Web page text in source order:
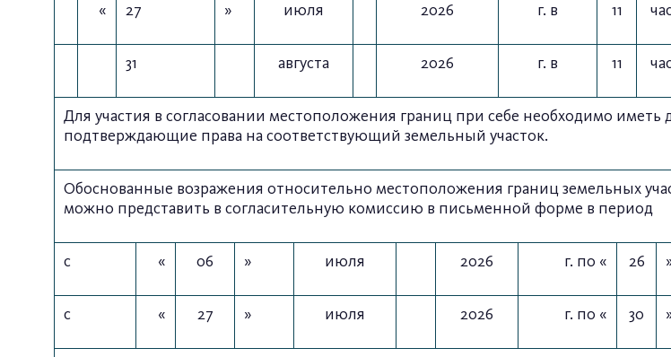
« 27 » июля 2026 г. в 11
31 августа 2026 г. в 11
Для участия в согласовании местоположения границ при себе необходимо
подтверждающие права на соответствующий земельный участок.
Обоснованные возражения относительно местоположения границ земельных
можно представить в согласительную комиссию в письменной форме в период
с « 06 » июля 2026 г. по « 26
с « 27 » июля 2026 г. по « 30